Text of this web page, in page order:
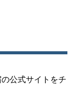
公式サイトをチ